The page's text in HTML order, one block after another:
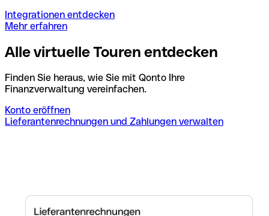
Integrationen entdecken
Mehr erfahren
Alle virtuelle Touren entdecken
Finden Sie heraus, wie Sie mit Qonto Ihre
Finanzverwaltung vereinfachen.
Konto eröffnen
Lieferantenrechnungen und Zahlungen verwalten